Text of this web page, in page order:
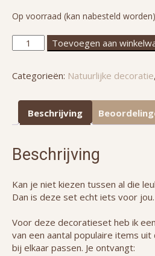
Op voorraad (kan nabesteld worden)
Decoratieset
naturel
Sienna,
Selva
Toevoegen aan
Categorieën: Natuurlijke decoratie,
Beschrijving
Beschrijving
Kan je niet kiezen tussen al die
Dan is deze set echt iets voor jou.
Voor deze decoratieset heb ik
van een aantal populaire items
bij elkaar passen. Je ontvangt: